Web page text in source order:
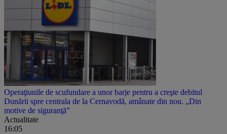
Operaţiunile de scufundare a unor barje pentru a creşte debitul
Dunării spre centrala de la Cernavodă, amânate din nou. „Din
motive de siguranţă”
Actualitate
16:05